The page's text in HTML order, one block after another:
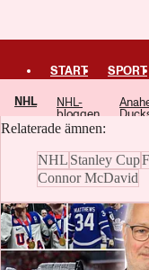
START SPORT
PLUS TIPSA
NHL
NHL-
bloggen
Edmonton
Här samlar vi artiklar,
Relaterade ämnen:
NHL Stanley Cup
Connor McDavid